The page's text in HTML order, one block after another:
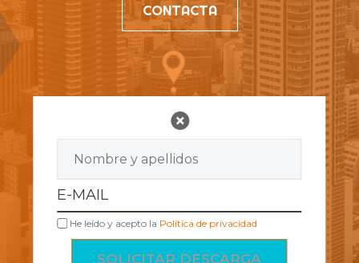
CONTACTA
He leído y acepto la Política de privacidad